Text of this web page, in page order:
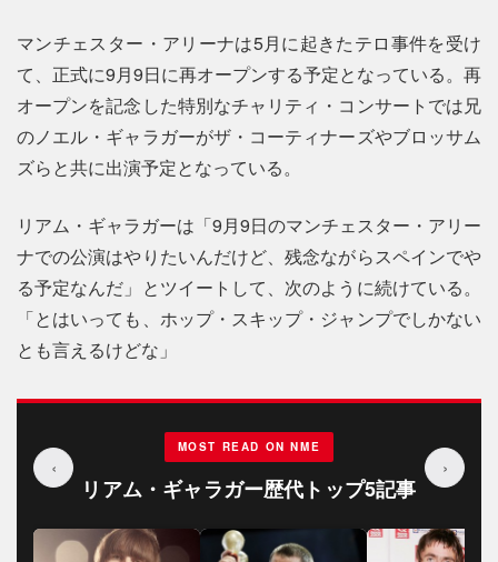
マンチェスター・アリーナは5月に起きたテロ事件を受け
て、正式に9月9日に再オープンする予定となっている。再
オープンを記念した特別なチャリティ・コンサートでは兄
のノエル・ギャラガーがザ・コーティナーズやブロッサム
ズらと共に出演予定となっている。
リアム・ギャラガーは「9月9日のマンチェスター・アリー
ナでの公演はやりたいんだけど、残念ながらスペインでや
る予定なんだ」とツイートして、次のように続けている。
「とはいっても、ホップ・スキップ・ジャンプでしかない
とも言えるけどな」
‹
MOST READ ON NME
リアム・ギャラガー歴代トップ5記事
›